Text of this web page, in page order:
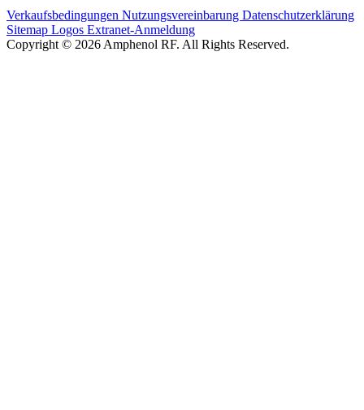
Verkaufsbedingungen Nutzungsvereinbarung Datenschutzerklärung
Sitemap Logos Extranet-Anmeldung
Copyright © 2026 Amphenol RF. All Rights Reserved.